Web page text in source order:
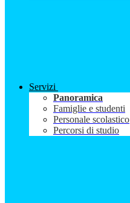
Servizi
Panoramica
Famiglie e studenti
Personale scolastico
Percorsi di studio